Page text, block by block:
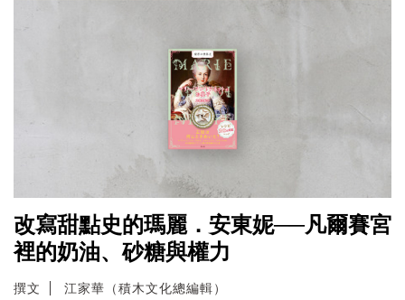
改寫甜點史的瑪麗．安東妮──凡爾賽宮
裡的奶油、砂糖與權力
撰文 江家華（積木文化總編輯）